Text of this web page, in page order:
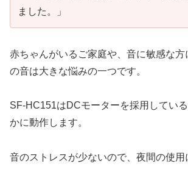
ました。」
赤ちゃんがいるご家庭や、音に敏感な
の音は大きな悩みの一つです。
SF-HC151はDCモーターを採用してい
かに動作します。
音のストレスが少ないので、夜間の使用